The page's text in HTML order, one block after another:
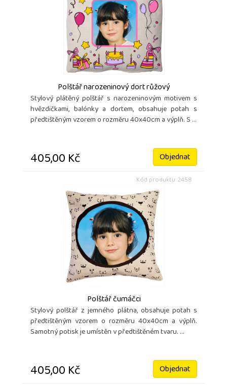
Polštář narozeninový dort růžový
Stylový plátěný polštář s narozeninovým motivem s
hvězdičkami, balónky a dortem, obsahuje potah s
předtištěným vzorem o rozměru 40x40cm a výplň. S ...
405,00 Kč Objednat
Kód produktu: 2458
Polštář čumáčci
Stylový polštář z jemného plátna, obsahuje potah s
předtištěným vzorem o rozměru 40x40cm a výplň.
Samotný potisk je umístěn v předtištěném tvaru. ...
405,00 Kč Objednat